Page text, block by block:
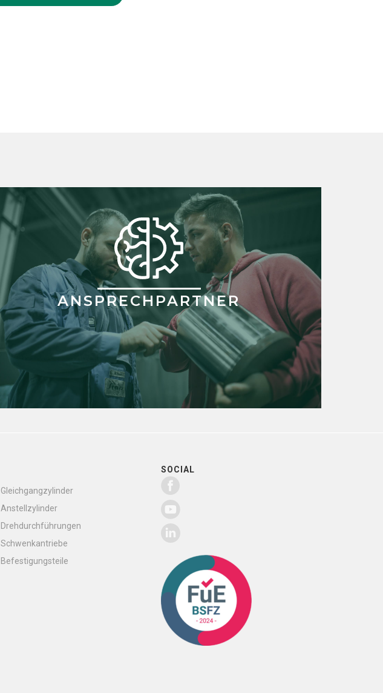
ANSPRECHPARTNER
Gleichgangzylinder
Anstellzylinder
Drehdurchführungen
Schwenkantriebe
Befestigungsteile
SOCIAL